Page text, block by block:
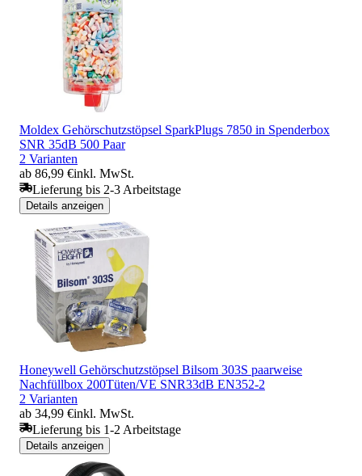
Moldex Gehörschutzstöpsel SparkPlugs 7850 in Spenderbox
SNR 35dB 500 Paar
2 Varianten
ab 86,99 €inkl. MwSt.
Lieferung bis 2-3 Arbeitstage
Details anzeigen
Honeywell Gehörschutzstöpsel Bilsom 303S paarweise
Nachfüllbox 200Tüten/VE SNR33dB EN352-2
2 Varianten
ab 34,99 €inkl. MwSt.
Lieferung bis 1-2 Arbeitstage
Details anzeigen